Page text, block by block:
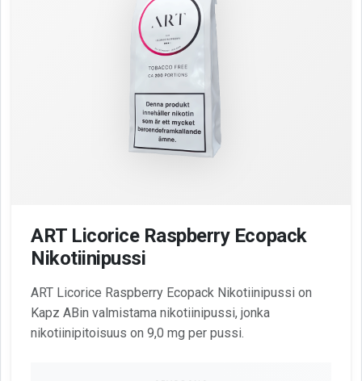
ART Licorice Raspberry Ecopack
Nikotiinipussi
ART Licorice Raspberry Ecopack Nikotiinipussi on
Kapz ABin valmistama nikotiinipussi, jonka
nikotiinipitoisuus on 9,0 mg per pussi.